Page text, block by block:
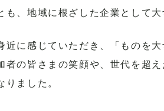
、地域に根ざした企業として大
近に感じていただき、「ものを
の皆さまの笑顔や、世代を超
ました。